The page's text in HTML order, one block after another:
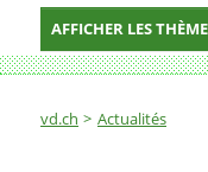
AFFICHER LES
Fil d'Ariane
vd.ch Actualités
Toujours plus de